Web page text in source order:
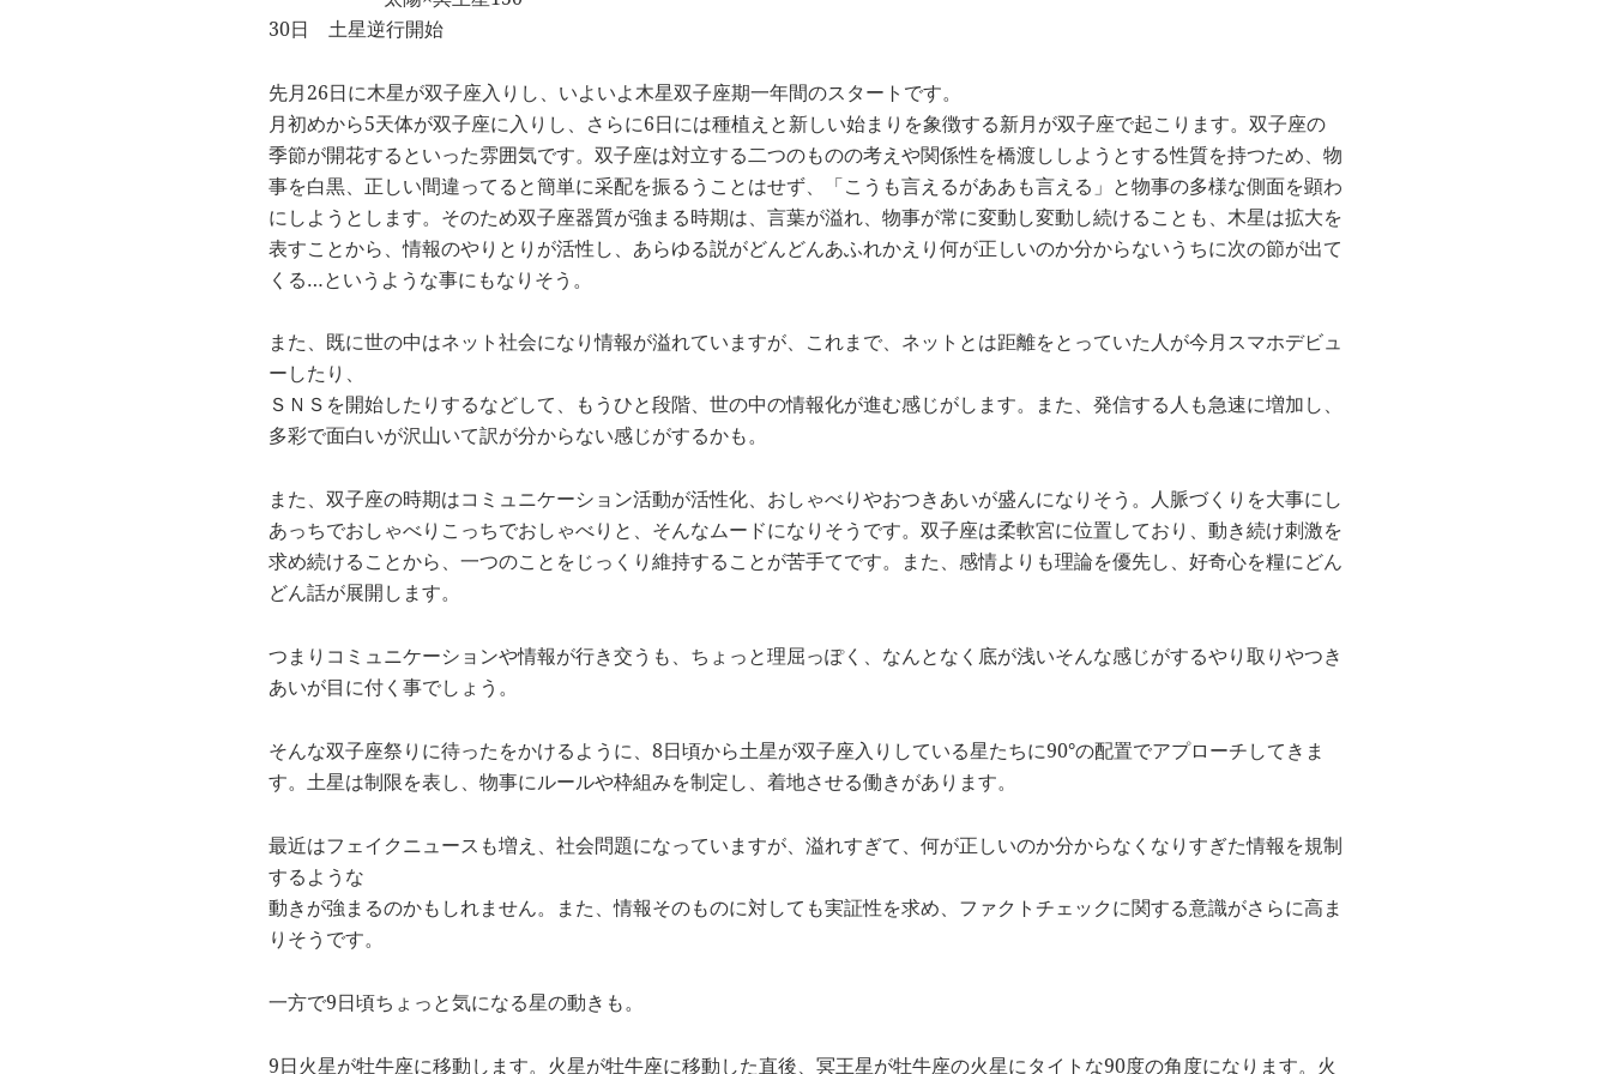
30日 土星逆行開始
先月26日に木星が双子座入りし、いよいよ木星双子座期一年間のスタートです。
月初めから5天体が双子座に入りし、さらに6日には種植えと新しい始まりを象徴する新月が双子座で起こります。双子座の
季節が開花するといった雰囲気です。双子座は対立する二つのものの考えや関係性を橋渡ししようとする性質を持つため、物
事を白黒、正しい間違ってると簡単に采配を振るうことはせず、「こうも言えるがああも言える」と物事の多様な側面を顕わ
にしようとします。そのため双子座器質が強まる時期は、言葉が溢れ、物事が常に変動し変動し続けることも、木星は拡大を
表すことから、情報のやりとりが活性し、あらゆる説がどんどんあふれかえり何が正しいのか分からないうちに次の節が出て
くる…というような事にもなりそう。
また、既に世の中はネット社会になり情報が溢れていますが、これまで、ネットとは距離をとっていた人が今月スマホデビュ
ーしたり、
ＳＮＳを開始したりするなどして、もうひと段階、世の中の情報化が進む感じがします。また、発信する人も急速に増加し、
多彩で面白いが沢山いて訳が分からない感じがするかも。
また、双子座の時期はコミュニケーション活動が活性化、おしゃべりやおつきあいが盛んになりそう。人脈づくりを大事にし
あっちでおしゃべりこっちでおしゃべりと、そんなムードになりそうです。双子座は柔軟宮に位置しており、動き続け刺激を
求め続けることから、一つのことをじっくり維持することが苦手てです。また、感情よりも理論を優先し、好奇心を糧にどん
どん話が展開します。
つまりコミュニケーションや情報が行き交うも、ちょっと理屈っぽく、なんとなく底が浅いそんな感じがするやり取りやつき
あいが目に付く事でしょう。
そんな双子座祭りに待ったをかけるように、8日頃から土星が双子座入りしている星たちに90°の配置でアプローチしてきま
す。土星は制限を表し、物事にルールや枠組みを制定し、着地させる働きがあります。
最近はフェイクニュースも増え、社会問題になっていますが、溢れすぎて、何が正しいのか分からなくなりすぎた情報を規制
するような
動きが強まるのかもしれません。また、情報そのものに対しても実証性を求め、ファクトチェックに関する意識がさらに高ま
りそうです。
一方で9日頃ちょっと気になる星の動きも。
9日火星が牡牛座に移動します。火星が牡牛座に移動した直後、冥王星が牡牛座の火星にタイトな90度の角度になります。火